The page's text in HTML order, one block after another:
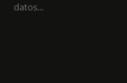
datos...